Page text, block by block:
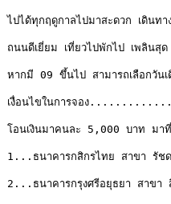
ไปได้ทุกฤดูกาลไปมาสะดวก เดินท
ถนนดีเยี่ยม เที่ยวไปพักไป เพลิน
หากมี 09 ขึ้นไป สามารถเลือกวันเ
เงื่อนไขในการจอง
โอนเงินมาคนละ 5,000 บา
1...ธนาคารกสิกรไทย สาขา รัช
2...ธนาคารกรุงศรีอยุธยา สาข